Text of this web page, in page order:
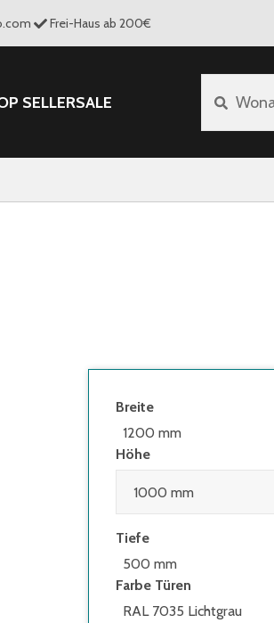
Frei-Haus ab 200€
SELLERSALE
Breite
1200 mm
Höhe
Tiefe
500 mm
Farbe Türen
RAL 7035 Lichtgrau